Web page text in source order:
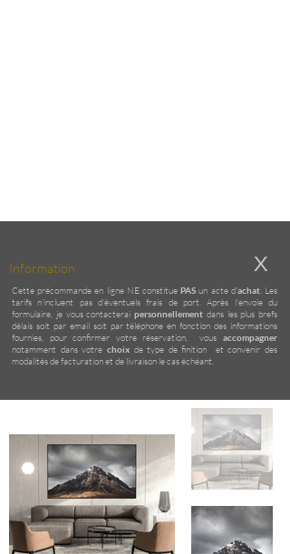
Information X
Cette précommande en ligne NE constituePAS un acte d'achat. Les
tarifs n'incluent pas d'éventuels frais de port. Après l'envoie du
formulaire, je vous contacterai personnellement dans les plus brefs
délais soit par email soit par téléphone en fonction des informations
fournies, pour confirmer votre réservation, vous accompagner
notamment dans votre choixde type de finition et convenir des
modalités de facturation et de livraison le cas échéant.